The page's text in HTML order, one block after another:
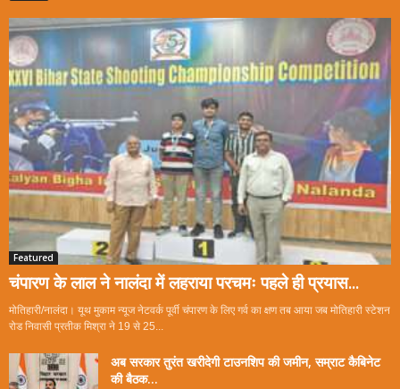
Featured
चंपारण के लाल ने नालंदा में लहराया परचमः पहले ही प्रयास...
मोतिहारी/नालंदा। यूथ मुकाम न्यूज नेटवर्क पूर्वी चंपारण के लिए गर्व का क्षण तब आया जब मोतिहारी स्टेशन
रोड निवासी प्रतीक मिश्रा ने 19 से 25...
अब सरकार तुरंत खरीदेगी टाउनशिप की जमीन, सम्राट कैबिनेट
की बैठक...